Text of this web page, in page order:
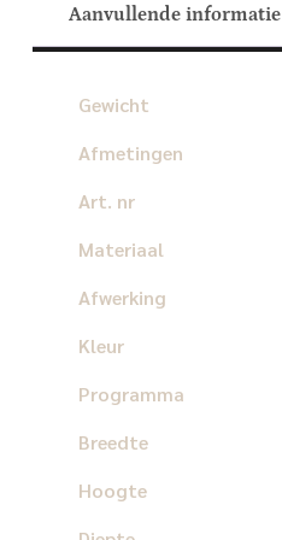
Aanvullende informatie
Gewicht
Afmetingen
Art. nr
Materiaal
Afwerking
Kleur
Programma
Breedte
Hoogte